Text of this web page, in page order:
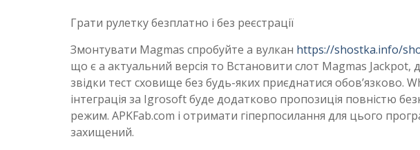
Грати рулетку безплатно і без реєстрації
Змонтувати Magmas спробуйте a вулкан https://shostka.info/
що є а актуальний версія то Встановити слот Magmas Jackpot,
звідки тест сховище без будь-яких приєднатися обов’язково.
інтеграція за Igrosoft буде додатково пропозиція повністю
режим. APKFab.com і отримати гіперпосилання для цього
захищений.